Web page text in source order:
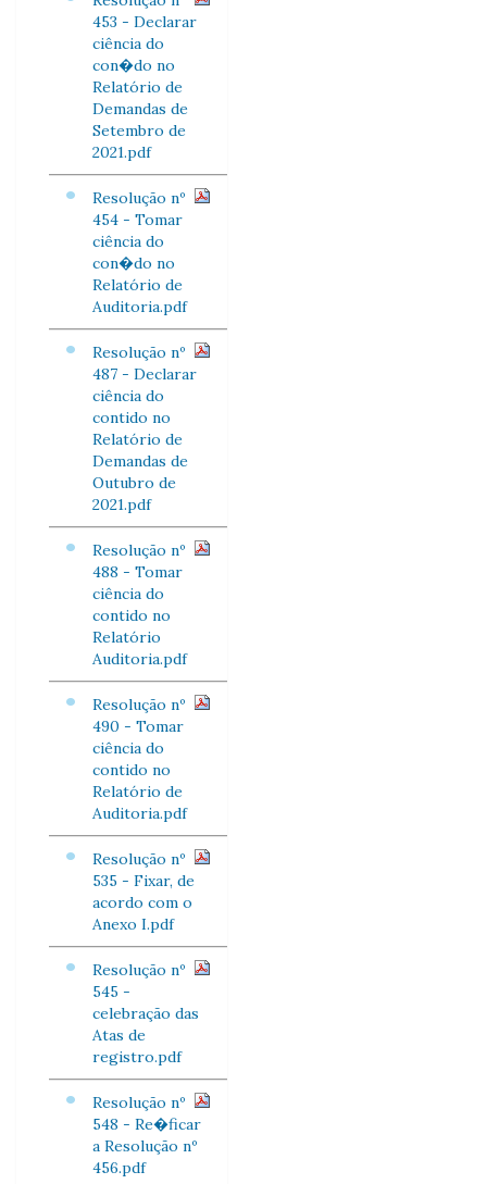
453 - Declarar
ciência do
con�do no
Relatório de
Demandas de
Setembro de
2021.pdf
Resolução nº
454 - Tomar
ciência do
con�do no
Relatório de
Auditoria.pdf
Resolução nº
487 - Declarar
ciência do
contido no
Relatório de
Demandas de
Outubro de
2021.pdf
Resolução nº
488 - Tomar
ciência do
contido no
Relatório
Auditoria.pdf
Resolução nº
490 - Tomar
ciência do
contido no
Relatório de
Auditoria.pdf
Resolução nº
535 - Fixar, de
acordo com o
Anexo I.pdf
Resolução nº
545 -
celebração das
Atas de
registro.pdf
Resolução nº
548 - Re�ficar
a Resolução nº
456.pdf